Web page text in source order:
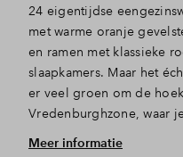
24 eigentijdse
met warme oranje
en ramen met klassieke
slaapkamers. Maar het
er veel groen om de
Vredenburghzone, waar
Ruimte, licht en
Meer informatie